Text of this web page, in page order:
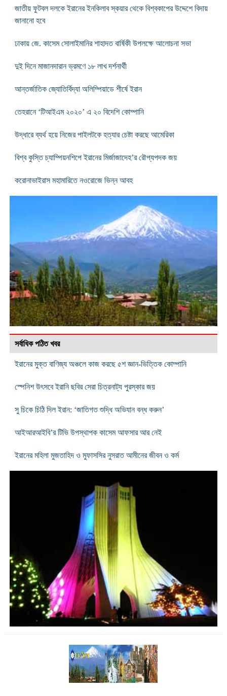
জাতীয় ফুটবল দলকে ইরানের ইনকিলাব স্কয়ার থেকে বিশ্বকাপের উদ্দেশে বিদায়
জানানো হবে
ঢাকায় জে. কাসেম সোলাইমানির শাহাদত বার্ষিকী উপলক্ষে আলোচনা সভা
দুই দিনে মাজানদারান ভ্রমণে ১৮ লাখ দর্শনার্থী
আন্তর্জাতিক জ্যোতির্বিদ্যা অলিম্পিয়াডে শীর্ষে ইরান
তেহরানে ‘টিআইএম ২০২০’ এ ২০ বিদেশি কোম্পানি
উদ্ধারে ব্যর্থ হয়ে নিজের পাইলটকে হত্যার চেষ্টা করছে আমেরিকা
বিশ্ব কুস্তি চ্যাম্পিয়নশিপে ইরানের মির্জাজাদেহ’র রৌপ্যপদক জয়
করোনাভাইরাস মহামারিতে নওরোজে ভিন্ন আবহ
সর্বাধিক পঠিত খবর
ইরানের মুক্ত বাণিজ্য অঞ্চলে কাজ করছে ৫শ জ্ঞান-ভিত্তিক কোম্পানি
স্পেনিশ উৎসবে ইরানি ছবির সেরা চিত্রনাট্য পুরস্কার জয়
সু চিকে চিঠি দিল ইরান: ‘জাতিগত শুদ্ধি অভিযান বন্ধ করুন’
আইআরআইবি’র টিভি উপস্থাপক কাসেম আফসার আর নেই
ইরানের মহিলা মুজতাহিদ ও মুফাসসির নুসরাত আমীনের জীবন ও কর্ম